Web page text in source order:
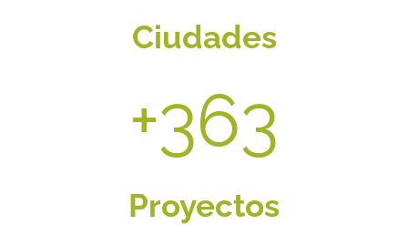
Ciudades
+500
Proyectos